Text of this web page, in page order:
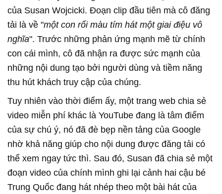
của Susan Wojcicki. Đoạn clip đầu tiên mà cô đăng
tải là về "một con rối màu tím hát một giai điệu vô
nghĩa". Trước những phản ứng mạnh mẽ từ chính
con cái mình, cô đã nhận ra được sức mạnh của
những nội dung tạo bởi người dùng và tiềm năng
thu hút khách truy cập của chúng.
Tuy nhiên vào thời điểm ấy, một trang web chia sẻ
video miễn phí khác là YouTube đang là tâm điểm
của sự chú ý, nó đã đè bẹp nền tảng của Google
nhờ khả năng giúp cho nội dung được đăng tải có
thể xem ngay tức thì. Sau đó, Susan đã chia sẻ một
đoạn video của chính mình ghi lại cảnh hai cậu bé
Trung Quốc đang hát nhép theo một bài hát của